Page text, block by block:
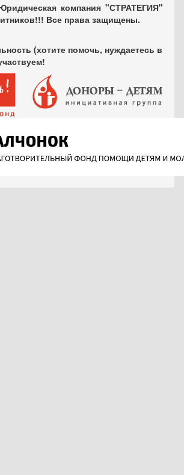
компания "СТРАТЕГИЯ"
Все права защищены.
(хотите помочь, нуждаетесь в